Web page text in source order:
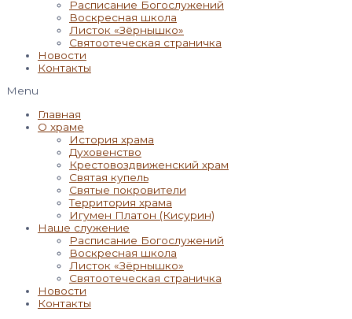
Расписание Богослужений
Воскресная школа
Листок «Зёрнышко»
Святоотеческая страничка
Новости
Контакты
Menu
Главная
О храме
История храма
Духовенство
Крестовоздвиженский храм
Святая купель
Святые покровители
Территория храма
Игумен Платон (Кисурин)
Наше служение
Расписание Богослужений
Воскресная школа
Листок «Зёрнышко»
Святоотеческая страничка
Новости
Контакты